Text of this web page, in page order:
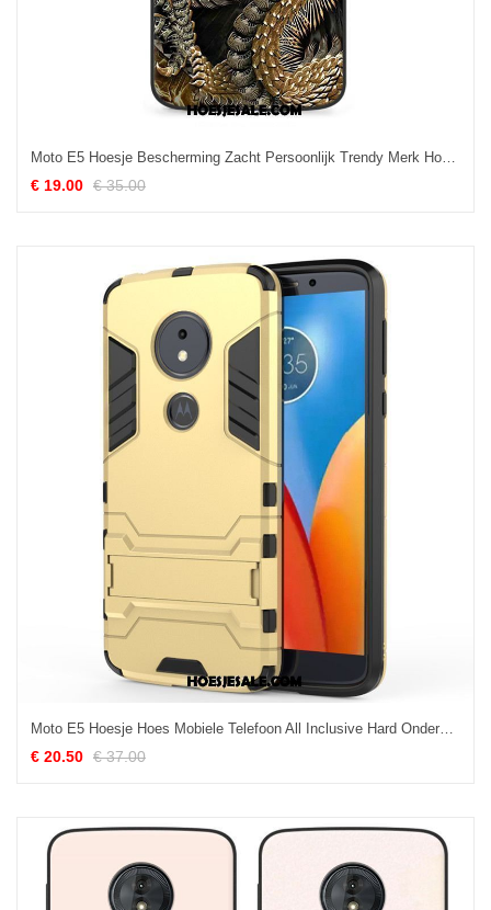
Moto E5 Hoesje Bescherming Zacht Persoonlijk Trendy Merk Hoes Online
€ 19.00 € 35.00
Moto E5 Hoesje Hoes Mobiele Telefoon All Inclusive Hard Ondersteuning Goedkoop
€ 20.50 € 37.00